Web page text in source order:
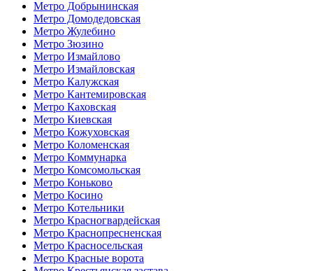
Метро Добрынинская
Метро Домодедовская
Метро Жулебино
Метро Зюзино
Метро Измайлово
Метро Измайловская
Метро Калужская
Метро Кантемировская
Метро Каховская
Метро Киевская
Метро Кожуховская
Метро Коломенская
Метро Коммунарка
Метро Комсомольская
Метро Коньково
Метро Косино
Метро Котельники
Метро Красногвардейская
Метро Краснопресненская
Метро Красносельская
Метро Красные ворота